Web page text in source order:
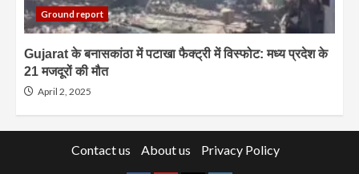
Ground report
Gujarat के बनासकांठा में पटाखा फैक्ट्री में विस्फोट: मध्य प्रदेश के
21 मजदूरों की मौत
April 2, 2025
Contact us About us Privacy Policy